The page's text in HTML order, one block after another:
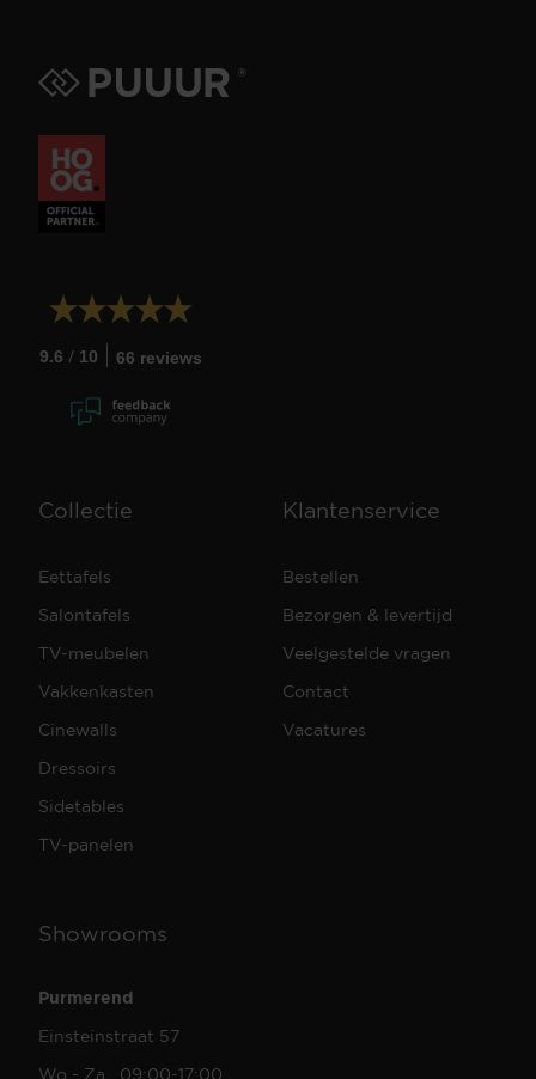
9.6 / 10 66 reviews
Collectie
Eettafels
Salontafels
TV-meubelen
Vakkenkasten
Cinewalls
Dressoirs
Sidetables
TV-panelen
Klantenservice
Bestellen
Bezorgen & levertijd
Veelgestelde vragen
Contact
Vacatures
Showrooms
Purmerend
Einsteinstraat 57
Wo - Za 09:00-17:00